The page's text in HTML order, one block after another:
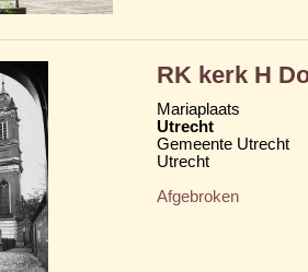
RK kerk H
Mariaplaats
Utrecht
Gemeente Utrecht
Utrecht
Afgebroken